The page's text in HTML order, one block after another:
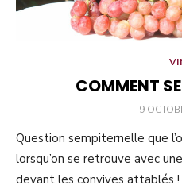
COMMENT
PUBLIÉ
9
Question sempiternelle que
lorsqu’on se retrouve avec
devant les convives attablés